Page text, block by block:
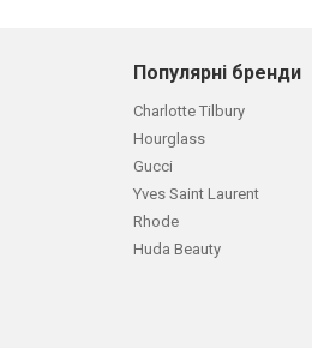
Популярні бренди
Charlotte Tilbury
Hourglass
Gucci
Yves Saint Laurent
Rhode
Huda Beauty